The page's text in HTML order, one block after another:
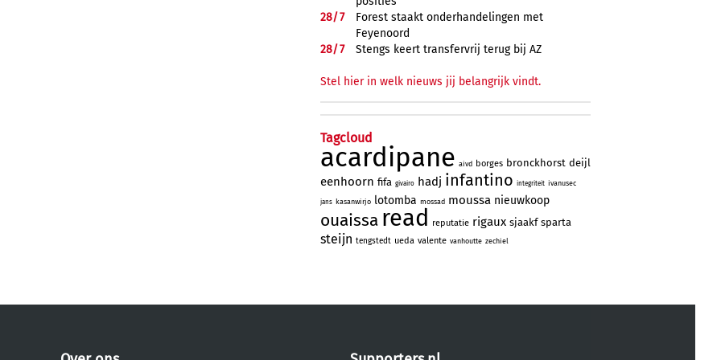
28/7
Forest staakt onderhandelingen met
Feyenoord
28/7 Stengs keert transfervrij terug bij AZ
Stel hier in welk nieuws jij belangrijk vindt.
Tagcloud
acardipane aivd borges bronckhorst deijl
eenhoorn fifa givairo hadj infantino integriteit ivanusec
jans kasanwirjo lotomba mossad moussa nieuwkoop
ouaissa read reputatie rigaux sjaakf sparta
steijn tengstedt ueda valente vanhoutte zechiel